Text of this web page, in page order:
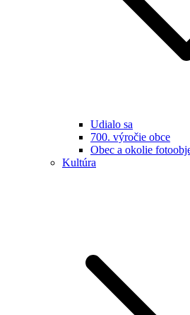
Udialo sa
700. výročie obce
Obec a okolie
Kultúra